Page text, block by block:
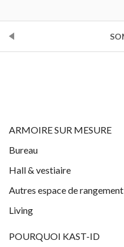
ARMOIRE SUR MESURE
Bureau
Hall & vestiaire
Autres espace de rangement
Living
POURQUOI KAST-ID